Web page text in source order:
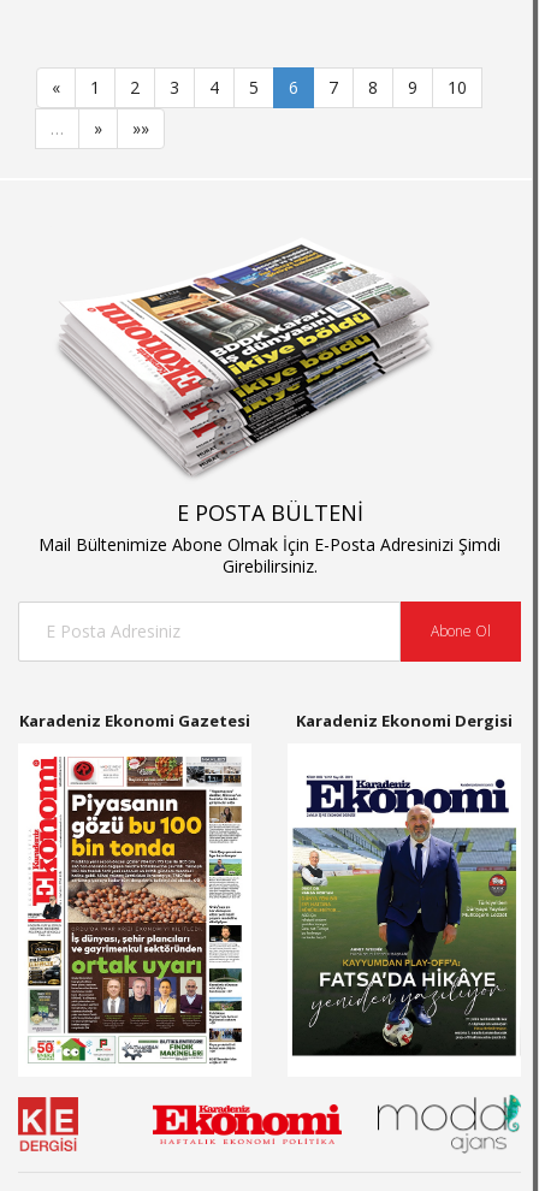
« 1 2 3 4 5 6 7 8 9
10
…
» »»
E POSTA BÜLTENİ
Mail Bültenimize Abone Olmak İçin E-Posta Adresinizi Şimdi
Girebilirsiniz.
Abone Ol
Karadeniz Ekonomi Gazetesi Karadeniz Ekonomi Dergisi